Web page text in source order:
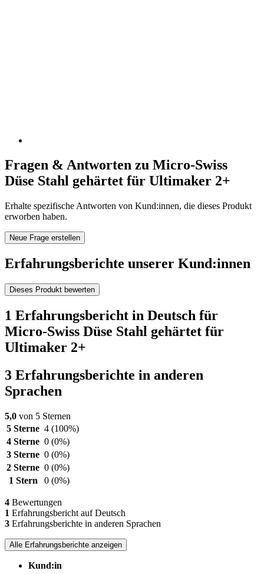
Fragen & Antworten zu Micro-Swiss
Düse Stahl gehärtet für Ultimaker 2+
Erhalte spezifische Antworten von Kund:innen, die dieses Produkt
erworben haben.
Neue Frage erstellen
Erfahrungsberichte unserer Kund:innen
Dieses Produkt bewerten
1 Erfahrungsbericht in Deutsch für
Micro-Swiss Düse Stahl gehärtet für
Ultimaker 2+
3 Erfahrungsberichte in anderen
Sprachen
5,0 von 5 Sternen
5 Sterne 4 (100%)
4 Sterne 0 (0%)
3 Sterne 0 (0%)
2 Sterne 0 (0%)
1 Stern
0 (0%)
4 Bewertungen
1 Erfahrungsbericht auf Deutsch
3 Erfahrungsberichte in anderen Sprachen
Alle Erfahrungsberichte anzeigen
Kund:in